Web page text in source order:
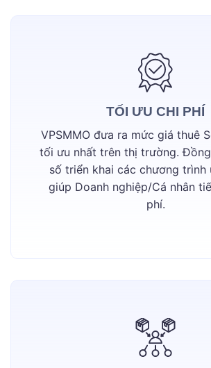
TỐI ƯU CHI PHÍ
VPSMMO đưa ra mức giá thuê
tối ưu nhất trên thị trường.
số triển khai các chương trình
giúp Doanh nghiệp/Cá nhân
phí.